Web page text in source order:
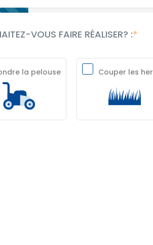
VOUS FAIRE RÉALISER? :
la pelouse Couper les